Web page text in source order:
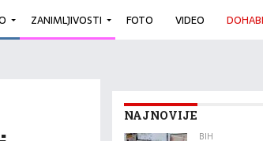
ZANIMLJIVOSTI FOTO VIDEO
NAJNOVIJE
BIH